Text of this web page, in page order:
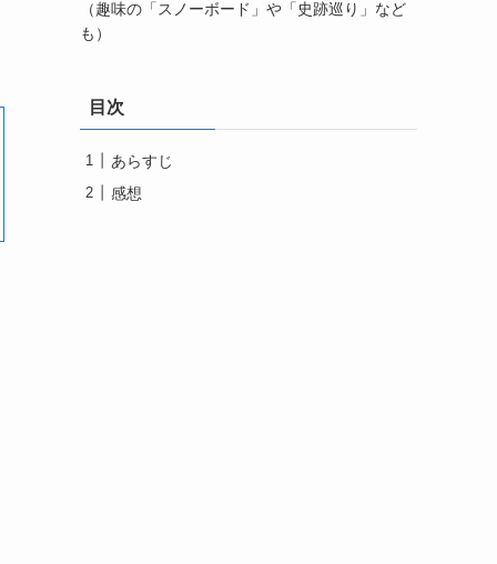
（趣味の「スノーボード」や「史跡巡り」など
も）
目次
あらすじ
感想